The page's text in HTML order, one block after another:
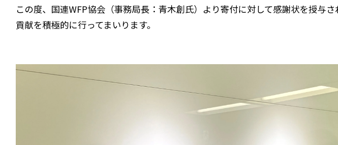
この度、国連WFP協会（事務局長：青木創氏）より寄付に対して感謝状を授与
貢献を積極的に行ってまいります。